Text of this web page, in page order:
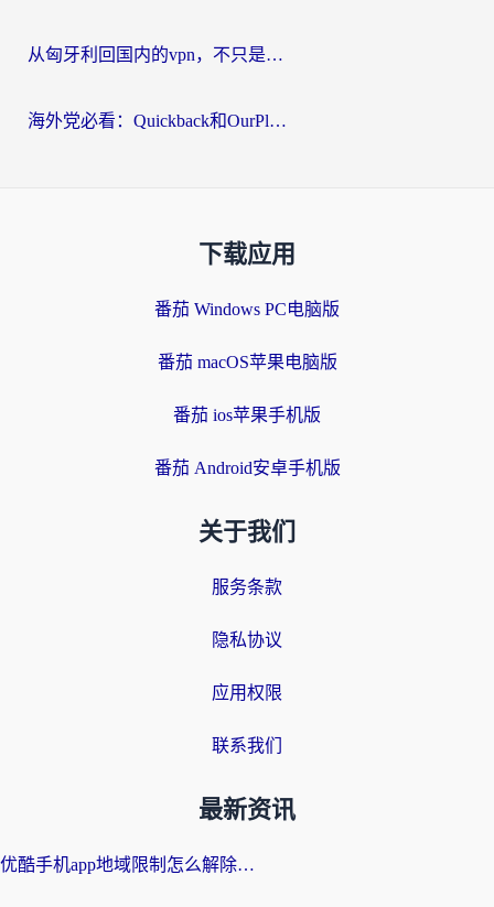
从匈牙利回国内的vpn，不只是为了刷剧那么简单
海外党必看：Quickback和OurPlay好用吗？3分钟选对回国加速器，无缝刷剧玩游戏
下载应用
番茄 Windows PC电脑版
番茄 macOS苹果电脑版
番茄 ios苹果手机版
番茄 Android安卓手机版
关于我们
服务条款
隐私协议
应用权限
联系我们
最新资讯
优酷手机app地域限制怎么解除？海外党亲测有效的追剧方案